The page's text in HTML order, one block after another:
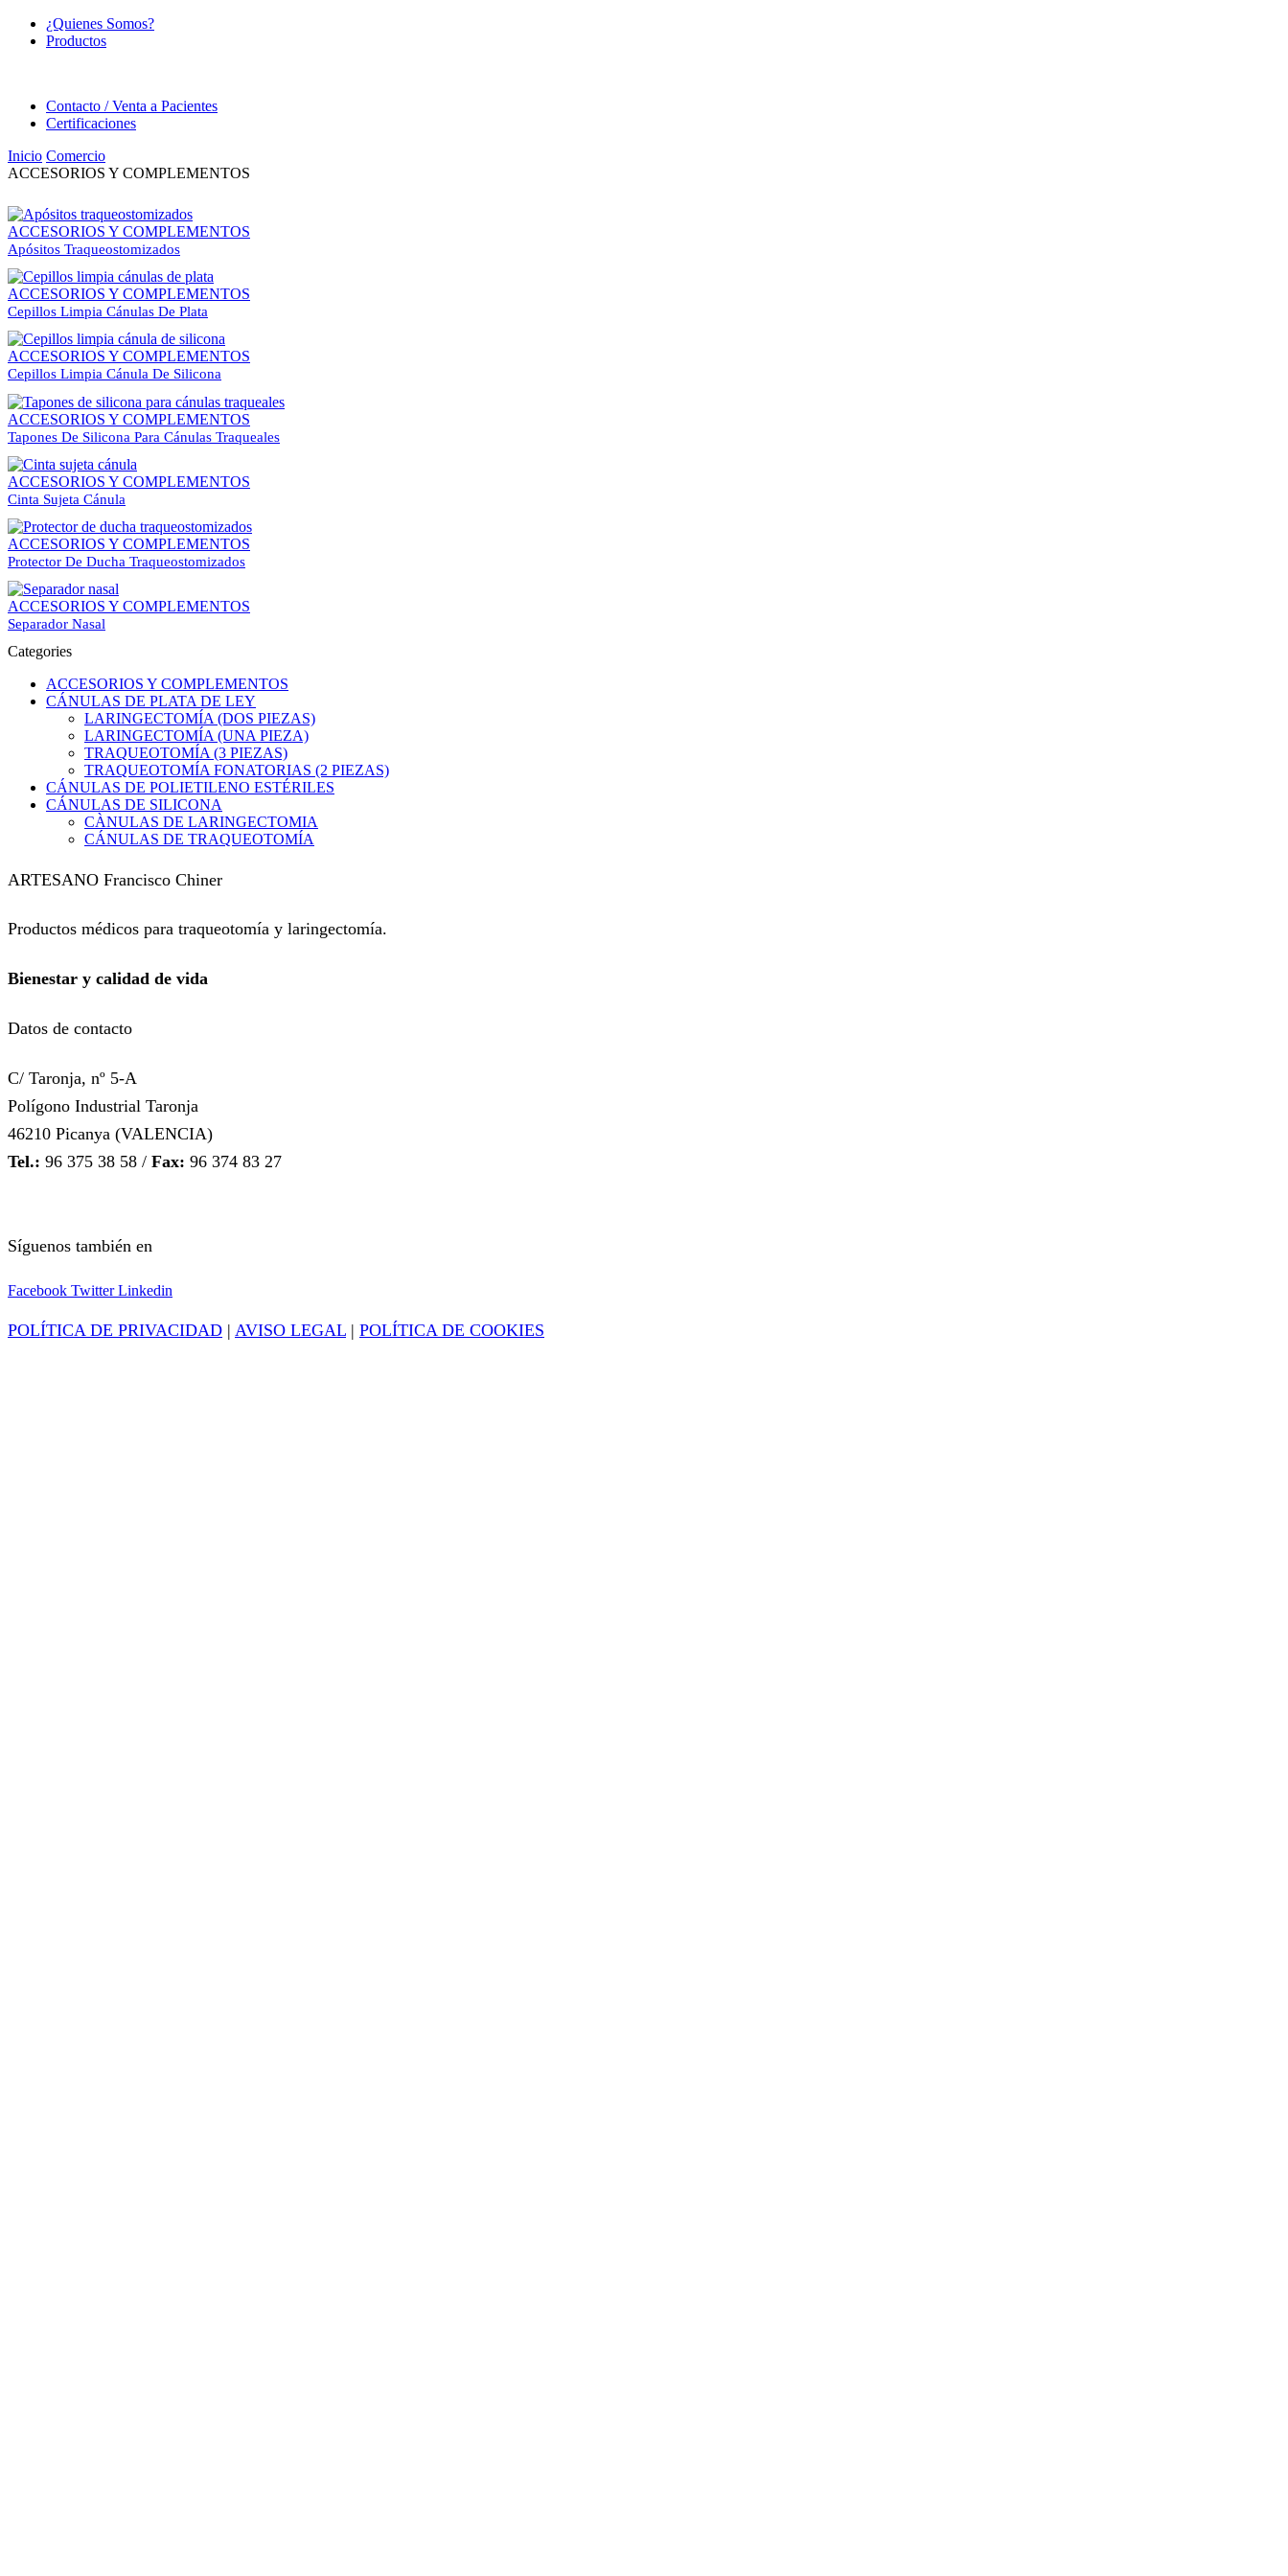
¿Quienes Somos?
Productos
Contacto / Venta a Pacientes
Certificaciones
Inicio Comercio
ACCESORIOS Y COMPLEMENTOS
ACCESORIOS Y COMPLEMENTOS
Apósitos Traqueostomizados
ACCESORIOS Y COMPLEMENTOS
Cepillos Limpia Cánulas De Plata
ACCESORIOS Y COMPLEMENTOS
Cepillos Limpia Cánula De Silicona
ACCESORIOS Y COMPLEMENTOS
Tapones De Silicona Para Cánulas Traqueales
ACCESORIOS Y COMPLEMENTOS
Cinta Sujeta Cánula
ACCESORIOS Y COMPLEMENTOS
Protector De Ducha Traqueostomizados
ACCESORIOS Y COMPLEMENTOS
Separador Nasal
Categories
ACCESORIOS Y COMPLEMENTOS
CÁNULAS DE PLATA DE LEY
LARINGECTOMÍA (DOS PIEZAS)
LARINGECTOMÍA (UNA PIEZA)
TRAQUEOTOMÍA (3 PIEZAS)
TRAQUEOTOMÍA FONATORIAS (2 PIEZAS)
CÁNULAS DE POLIETILENO ESTÉRILES
CÁNULAS DE SILICONA
CÀNULAS DE LARINGECTOMIA
CÁNULAS DE TRAQUEOTOMÍA
ARTESANO Francisco Chiner
Productos médicos para traqueotomía y laringectomía.
Bienestar y calidad de vida
Datos de contacto
C/ Taronja, nº 5-A
Polígono Industrial Taronja
46210 Picanya (VALENCIA)
Tel.: 96 375 38 58 / Fax: 96 374 83 27
Síguenos también en
Facebook Twitter Linkedin
POLÍTICA DE PRIVACIDAD | AVISO LEGAL | POLÍTICA DE COOKIES